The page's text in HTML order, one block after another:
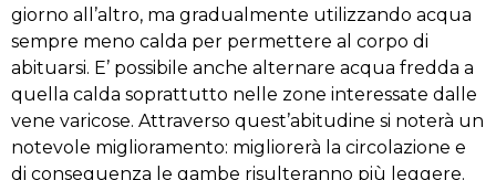
giorno all’altro, ma gradualmente utilizzando acqua
sempre meno calda per permettere al corpo di
abituarsi. E’ possibile anche alternare acqua fredda a
quella calda soprattutto nelle zone interessate dalle
vene varicose. Attraverso quest’abitudine si noterà un
notevole miglioramento: migliorerà la circolazione e
di conseguenza le gambe risulteranno più leggere.